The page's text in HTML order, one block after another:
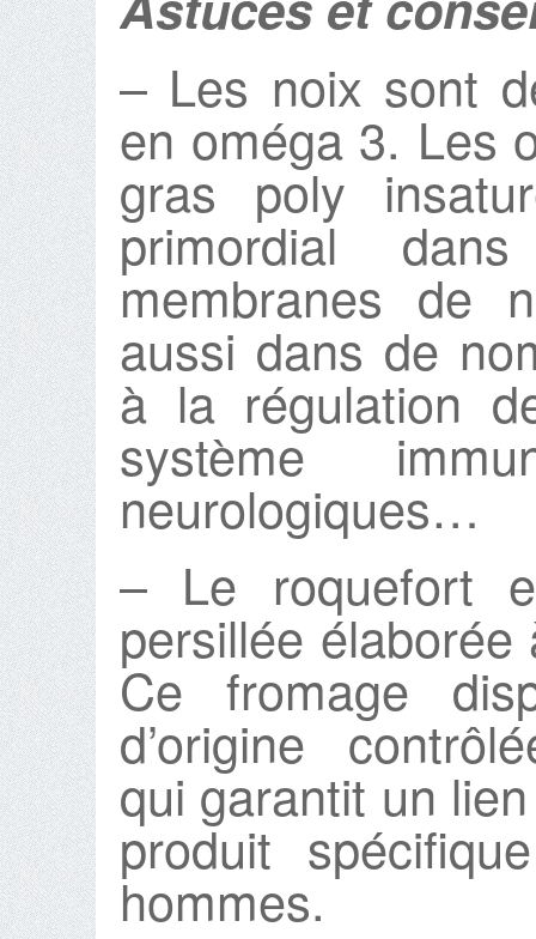
– Les noix sont
en oméga 3. Les
gras poly
primordial
membranes de
aussi dans de
à la régulation
système
neurologiques…
– Le roquefort
persillée
Ce fromage
d’origine
qui garantit un
produit
hommes.